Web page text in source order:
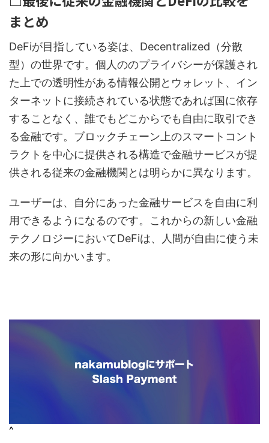
まとめ
DeFiが目指している姿は、Decentralized（分散
型）の世界です。個人ののプライバシーが保護され
た上での透明性がある情報公開とウォレット、イン
ターネットに接続されている状態であれば国に依存
することなく、誰でもどこからでも自由に取引でき
る金融です。ブロックチェーン上のスマートコント
ラクトを中心に提供される構造で金融サービスが提
供される従来の金融機関とは明らかに異なります。
ユーザーは、自分にあった金融サービスを自由に利
用できるようになるのです。これからの新しい金融
テクノロジーにおいてDeFiは、人間が自由に使う未
来の形に向かいます。
^